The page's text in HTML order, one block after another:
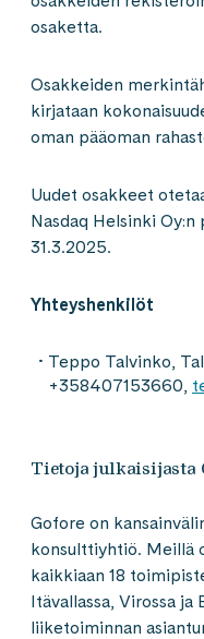
osaketta.
Osakkeiden
kirjataan
oman pääoman
Uudet osakkeet
Nasdaq Helsinki
31.3.2025.
Yhteyshenkilöt
Teppo Talvinko,
+358407153660,
Tietoja julkaisijasta
Gofore on
konsulttiyhtiö. Meillä
kaikkiaan 18
Itävallassa, Virossa ja
liiketoiminnan